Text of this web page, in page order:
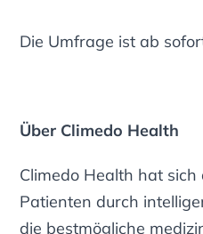
Die Umfrage ist ab
Über Climedo Health
Climedo Health hat sich
Patienten durch
die bestmögliche